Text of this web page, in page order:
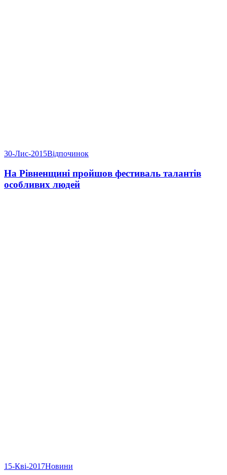
30-Лис-2015Відпочинок
На Рівненщині пройшов фестиваль талантів
особливих людей
15-Кві-2017Новини